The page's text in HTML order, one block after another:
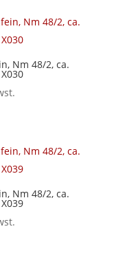
Nm 48/2, ca.
Nm 48/2, ca.